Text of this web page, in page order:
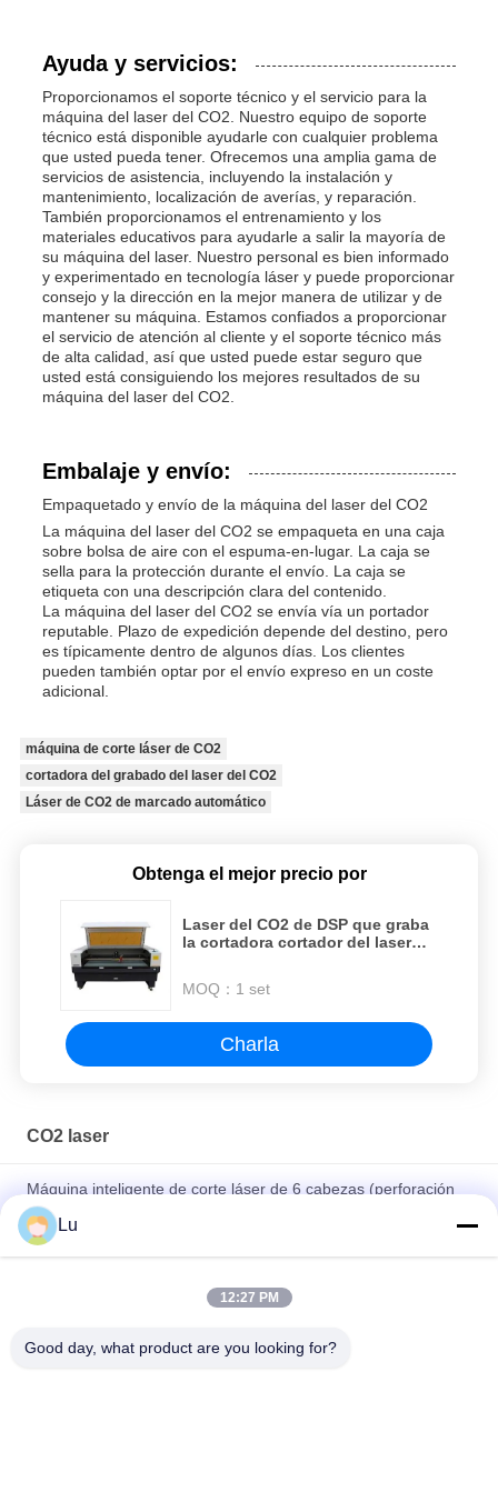
Ayuda y servicios:
Proporcionamos el soporte técnico y el servicio para la
máquina del laser del CO2. Nuestro equipo de soporte
técnico está disponible ayudarle con cualquier problema
que usted pueda tener. Ofrecemos una amplia gama de
servicios de asistencia, incluyendo la instalación y
mantenimiento, localización de averías, y reparación.
También proporcionamos el entrenamiento y los
materiales educativos para ayudarle a salir la mayoría de
su máquina del laser. Nuestro personal es bien informado
y experimentado en tecnología láser y puede proporcionar
consejo y la dirección en la mejor manera de utilizar y de
mantener su máquina. Estamos confiados a proporcionar
el servicio de atención al cliente y el soporte técnico más
de alta calidad, así que usted puede estar seguro que
usted está consiguiendo los mejores resultados de su
máquina del laser del CO2.
Embalaje y envío:
Empaquetado y envío de la máquina del laser del CO2
La máquina del laser del CO2 se empaqueta en una caja
sobre bolsa de aire con el espuma-en-lugar. La caja se
sella para la protección durante el envío. La caja se
etiqueta con una descripción clara del contenido.
La máquina del laser del CO2 se envía vía un portador
reputable. Plazo de expedición depende del destino, pero
es típicamente dentro de algunos días. Los clientes
pueden también optar por el envío expreso en un coste
adicional.
máquina de corte láser de CO2
cortadora del grabado del laser del CO2
Láser de CO2 de marcado automático
Obtenga el mejor precio por
Laser del CO2 de DSP que graba
la cortadora cortador del laser
MOQ： 1 set
Charla
CO2 laser
Máquina inteligente de corte láser de 6 cabezas (perforación
de piezas de tapa)
máquina del corte y de grabado del laser del CO2 220V
cortadora del laser de 100 vatios
de la máquina del laser del CO2 de 600m m
Lu
12:27 PM
Good day, what product are you looking for?